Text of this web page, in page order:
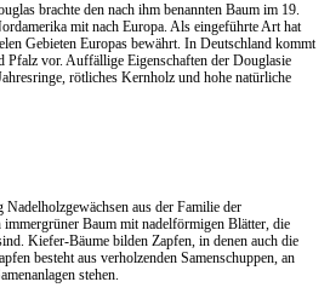
brachte den nach ihm benannten Baum im 19.
mit nach Europa. Als eingeführte Art hat
Gebieten Europas bewährt. In Deutschland kommt
Pfalz vor. Auffällige Eigenschaften der Douglasie
rötliches Kernholz und hohe natürliche
aus der Familie der
Baum mit nadelförmigen Blätter, die
Kiefer-Bäume bilden Zapfen, in denen auch die
besteht aus verholzenden Samenschuppen, an
stehen.